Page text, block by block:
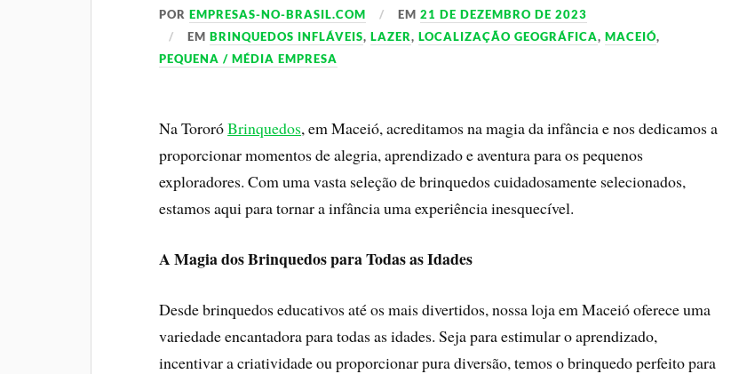
POREMPRESAS-NO-BRASIL.COM EM21 DE DEZEMBRO DE 2023
EMBRINQUEDOS INFLÁVEIS,LAZER,LOCALIZAÇÃO GEOGRÁFICA,MACEIÓ,
PEQUENA / MÉDIA EMPRESA
Na TororóBrinquedos, em Maceió, acreditamos na magia da infância e nos dedicamos a
proporcionar momentos de alegria, aprendizado e aventura para os pequenos
exploradores. Com uma vasta seleção de brinquedos cuidadosamente selecionados,
estamos aqui para tornar a infância uma experiência inesquecível.
A Magia dos Brinquedos para Todas as Idades
Desde brinquedos educativos até os mais divertidos, nossa loja em Maceió oferece uma
variedade encantadora para todas as idades. Seja para estimular o aprendizado,
incentivar a criatividade ou proporcionar pura diversão, temos o brinquedo perfeito para